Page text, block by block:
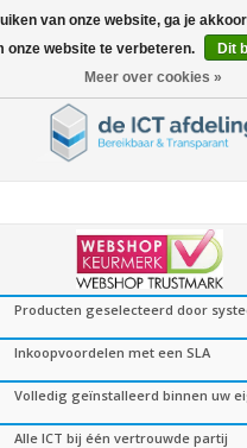
Producten geselecteerd door
Inkoopvoordelen met een SLA
Volledig geïnstalleerd binnen uw
Alle ICT bij één vertrouwde partij
van onze website, ga je
onze website te verbeteren.
Dit
Meer over cookies »